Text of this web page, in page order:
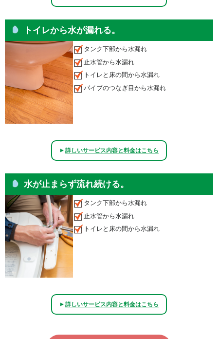
トイレから水が漏れる。
タンク下部から水漏れ
止水管から水漏れ
トイレと床の間から水漏れ
パイプのつなぎ目から水漏れ
▲詳しいサービス内容と料金はこちら
水が止まらず流れ続ける。
タンク下部から水漏れ
止水管から水漏れ
トイレと床の間から水漏れ
▲詳しいサービス内容と料金はこちら